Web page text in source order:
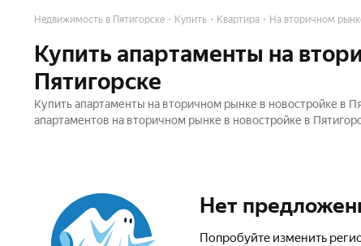
Недвижимость в Пятигорске Купить Квартира На вторичном
Купить апартаменты на
Пятигорске
Купить апартаменты на вторичном рынке в новостройке в
апартаментов на вторичном рынке в новостройке в
Нет
Попробуйте изменить